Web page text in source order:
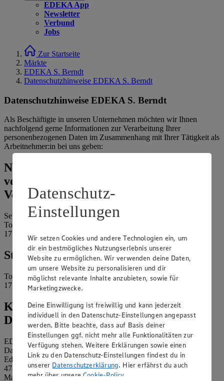
EDEKA App
Newsletter
Verbund
Jobs
Zur Startseite
Märkte
EDEKA S. Berndt
Datenschutzhinweise EDEKA S. Berndt
Datenschutzhinweise EDEKA S. Berndt
Als Beschäftigte in unseren Unternehmen möchten wir Ihnen
nachfolgend gerne Informationen zur Verarbeitung Ihrer
personenbezogenen Daten im Zusammenhang mit Ihrer Tätigkeit als
Arbeitnehmer:in bei uns geben:
Name und Kontaktdaten der
verantwortlichen Stelle und ggf. deren
Vertretung:
Sebastian Berndt e.K.
Torgelower Straße 58
17309 Pasewalk
Standort des Marktes:
Torgelower Straße 58
17309 Pasewalk
Kontaktdaten des betrieblichen
Datenschutzbeauftragten:
EDEKA Nordwest Stiftung & Co. KG
Datenschutzbeauftragter
Edekaplatz 1
47445 Moers
Mail:
nw_datenschutz@edeka.de
Datenschutz-
Einstellungen
Wir setzen Cookies und andere Technologien ein, um
dir ein bestmögliches Nutzungserlebnis unserer
Website zu ermöglichen. Wir verwenden deine Daten,
um unsere Website zu personalisieren und dir
möglichst relevante Inhalte anzubieten, sowie für
Marketingzwecke.
Deine Einwilligung ist freiwillig und kann jederzeit
individuell in den Datenschutz-Einstellungen angepasst
werden. Bitte beachte, dass auf Basis deiner
Einstellungen ggf. nicht mehr alle Funktionalitäten zur
Verfügung stehen. Weitere Erklärungen sowie einen
Link zu den Datenschutz-Einstellungen findest du in
unserer Datenschutzerklärung. Hier erfährst du auch
mehr über unsereCookie-Policy.